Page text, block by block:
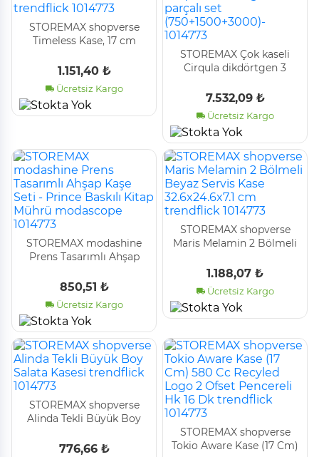
STOREMAX shopverse
Timeless Kase, 17 cm
1.151,40 ₺
Ücretsiz Kargo
STOREMAX Çok kaseli
Cirqula dikdörtgen 3
(750+1500+3000)- 1014773
7.532,09 ₺
Ücretsiz Kargo
STOREMAX modashine
Prens Tasarımlı Ahşap
Kitap Mührü modascope
1014773
850,51 ₺
Ücretsiz Kargo
STOREMAX shopverse
Maris Melamin 2 Bölmeli
32.6x24.6x7.1 cm
trendflick 1014773
1.188,07 ₺
Ücretsiz Kargo
STOREMAX shopverse
Alinda Tekli Büyük Boy
1014773
776,66 ₺
STOREMAX shopverse
Tokio Aware Kase (17 Cm)